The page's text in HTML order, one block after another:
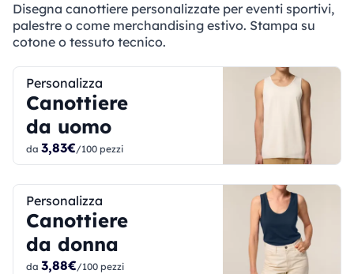
Disegna canottiere personalizzate per eventi sportivi,
palestre o come merchandising estivo. Stampa su
cotone o tessuto tecnico.
Personalizza
Canottiere
da uomo
da 3,83€/100 pezzi
Personalizza
Canottiere
da donna
da 3,88€/100 pezzi